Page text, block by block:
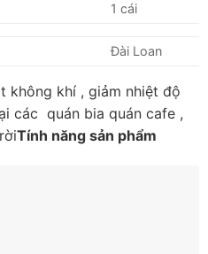
1 cái
Đài Loan
không khí , giảm nhiệt độ
các quán bia quán cafe ,
Tính năng sản phẩm